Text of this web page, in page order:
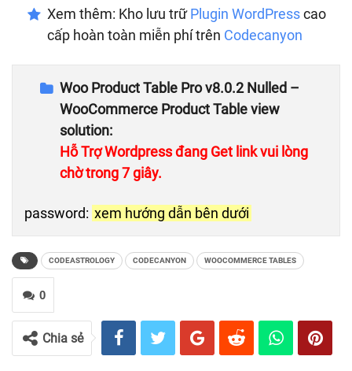
Xem thêm: Kho lưu trữPlugin WordPresscao
cấp hoàn toàn miễn phí trên Codecanyon
Woo Product Table Pro v8.0.2 Nulled –
WooCommerce Product Table view
solution:
Hỗ Trợ Wordpress đang Get link vui lòng
chờ trong 6 giây.
password: xem hướng dẫn bên dưới
CODEASTROLOGY CODECANYON WOOCOMMERCE TABLES
0
Chia sẻ